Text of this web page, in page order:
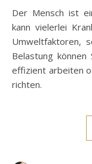
Der Mensch ist ein Wunderwerk der Natur. Der Körper
kann vielerlei
Umweltfaktoren,
Belastung
effizient arbeiten
richten.